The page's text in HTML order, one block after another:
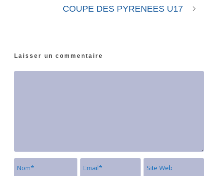
COUPE DES PYRENEES U17
Laisser un commentaire